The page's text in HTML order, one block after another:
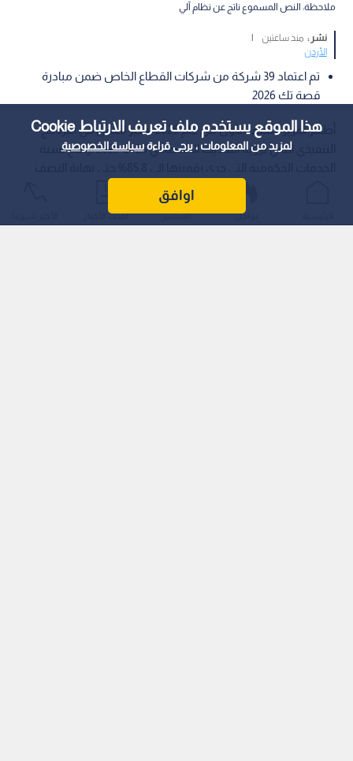
هذا الموقع يستخدم ملف تعريف الارتباط Cookie
لمزيد من المعلومات ، يرجى قراءةسياسة الخصوصية
اوافق
ملاحظة: النص المسموع ناتج عن نظام آلي
نشر : منذ ساعتين
|
الأردن
تم اعتماد 39 شركة من شركات القطاع الخاص ضمن مبادرة
قصة تك 2026
أظهر تقرير النصف الأول من عام 2026 لسير العمل في البرنامج
التنفيذي الثاني لرؤية التحديث الاقتصادي 2026-2029 ارتفاع نسبة
عواجل المباشر أحدث الأخبار